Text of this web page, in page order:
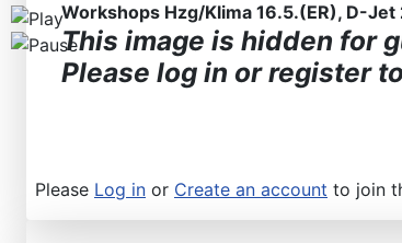
Workshops Hzg/Klima 16.5.(ER), D-
This image is hidden for
Please log in or register
Please Log in or Create an account to join